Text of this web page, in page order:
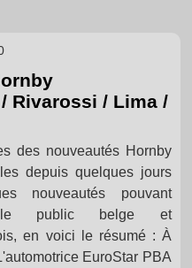
Rivarossi / Lima /
des nouveautés Hornby
depuis quelques jours
nouveautés pouvant
le public belge et
en voici le résumé : À
EuroStar PBA